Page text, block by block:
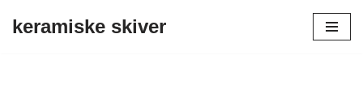
keramiske skiver